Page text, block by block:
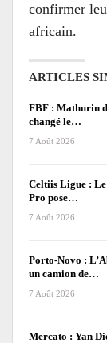
confirmer
africain.
ARTICLES
FBF : Mathurin
changé le…
7 Août 2026
Celtiis Ligue :
Pro pose…
7 Août 2026
Porto-Novo :
un camion de…
7 Août 2026
Mercato : Yan